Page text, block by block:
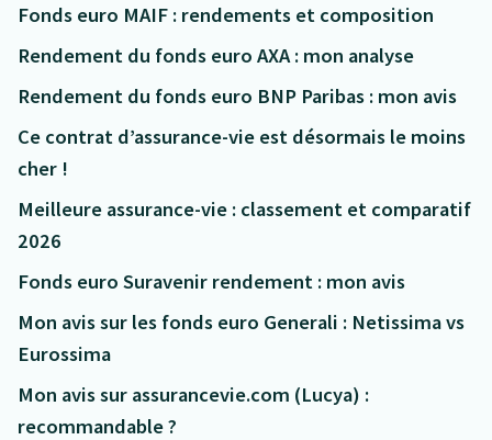
Fonds euro MAIF : rendements et composition
Rendement du fonds euro AXA : mon analyse
Rendement du fonds euro BNP Paribas : mon avis
Ce contrat d’assurance-vie est désormais le moins
cher !
Meilleure assurance-vie : classement et comparatif
2026
Fonds euro Suravenir rendement : mon avis
Mon avis sur les fonds euro Generali : Netissima vs
Eurossima
Mon avis sur assurancevie.com (Lucya) :
recommandable ?